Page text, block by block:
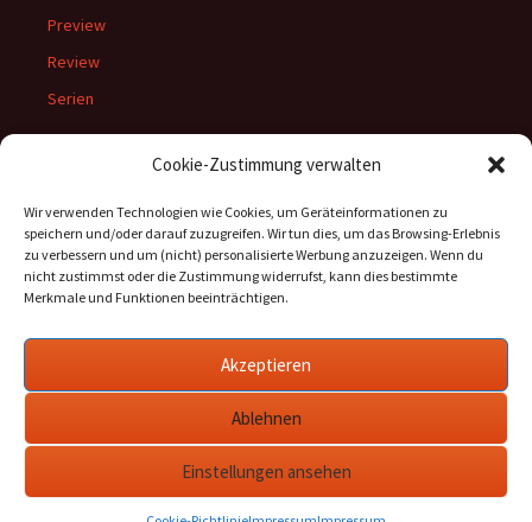
Cookie-Zustimmung verwalten
Wir verwenden Technologien wie Cookies, um Geräteinformationen zu
speichern und/oder darauf zuzugreifen. Wir tun dies, um das Browsing-Erlebnis
zu verbessern und um (nicht) personalisierte Werbung anzuzeigen. Wenn du
nicht zustimmst oder die Zustimmung widerrufst, kann dies bestimmte
Merkmale und Funktionen beeinträchtigen.
Akzeptieren
Ablehnen
Einstellungen ansehen
Preview
Review
Serien
Meta
Anmelden
Feed der Einträge
Impressum Stolz präsentiert von WordPress